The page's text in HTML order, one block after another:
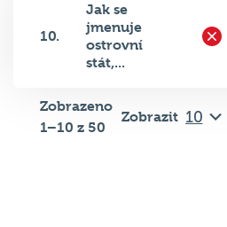
10.
Jak se
jmenuje
ostrovní
stát,...
Zobrazeno
1–10 z 50
Zobrazit